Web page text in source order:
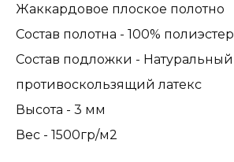
Жаккардовое плоское полотно
Состав полотна - 100% полиэстер
Состав подложки - Натуральный
противоскользящий латекс
Высота - 3 мм
Вес - 1500гр/м2